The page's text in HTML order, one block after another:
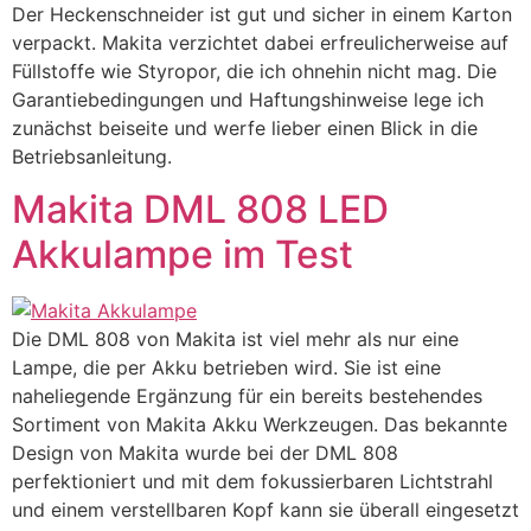
Der Heckenschneider ist gut und sicher in einem Karton
verpackt. Makita verzichtet dabei erfreulicherweise auf
Füllstoffe wie Styropor, die ich ohnehin nicht mag. Die
Garantiebedingungen und Haftungshinweise lege ich
zunächst beiseite und werfe lieber einen Blick in die
Betriebsanleitung.
Makita DML 808 LED
Akkulampe im Test
Die DML 808 von Makita ist viel mehr als nur eine
Lampe, die per Akku betrieben wird. Sie ist eine
naheliegende Ergänzung für ein bereits bestehendes
Sortiment von Makita Akku Werkzeugen. Das bekannte
Design von Makita wurde bei der DML 808
perfektioniert und mit dem fokussierbaren Lichtstrahl
und einem verstellbaren Kopf kann sie überall eingesetzt